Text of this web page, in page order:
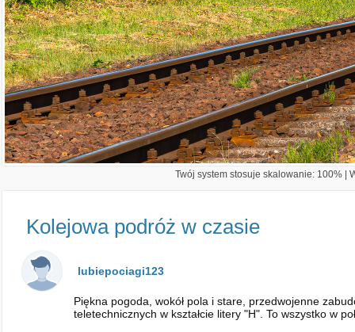
Twój system stosuje skalowanie: 100% |
Kolejowa podróż w czasie
lubiepociagi123
Piękna pogoda, wokół pola i stare, przedwojenne
teletechnicznych w kształcie litery "H". To wszystko w